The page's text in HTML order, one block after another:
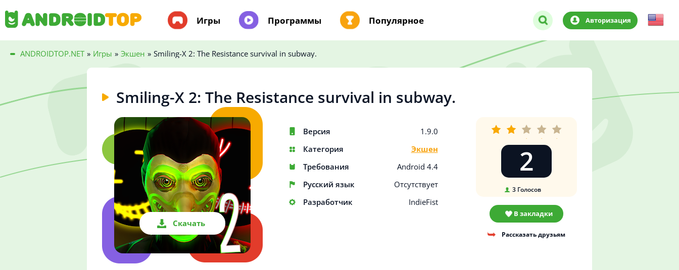
Игры Программы Популярное Авторизация
ANDROIDTOP.NET » Игры » Экшен » Smiling-X 2: The Resistance survival in subway.
Smiling-X 2: The Resistance survival in subway.
Скачать
Версия
1.9.0
Категория
Экшен
Требования
Android 4.4
Русский язык
Отсутствует
Разработчик
IndieFist
2
3Голосов
В закладки
Рассказать друзьям